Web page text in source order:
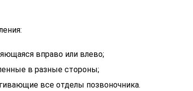
вправо или влево;
в разные стороны;
все отделы позвоночника.